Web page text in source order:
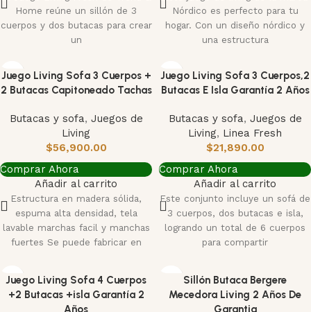
Home reúne un sillón de 3
cuerpos y dos butacas para crear
un
Nórdico es perfecto para tu
hogar. Con un diseño nórdico y
una estructura
Juego Living Sofa 3 Cuerpos +
2 Butacas Capitoneado Tachas
Butacas y sofa, Juegos de
Living
$56,900.00
Comprar Ahora
Añadir al carrito
Estructura en madera sólida,
espuma alta densidad, tela
lavable marchas facil y manchas
fuertes Se puede fabricar en
Juego Living Sofa 3 Cuerpos,2
Butacas E Isla Garantía 2 Años
Butacas y sofa, Juegos de
Living, Linea Fresh
$21,890.00
Comprar Ahora
Añadir al carrito
Este conjunto incluye un sofá de
3 cuerpos, dos butacas e isla,
logrando un total de 6 cuerpos
para compartir
Juego Living Sofa 4 Cuerpos
+2 Butacas +isla Garantía 2
Años
Sillón Butaca Bergere
Mecedora Living 2 Años De
Garantia